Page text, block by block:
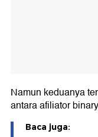
Namun keduanya
antara afiliator
Baca juga: